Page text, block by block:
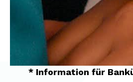
* Information für